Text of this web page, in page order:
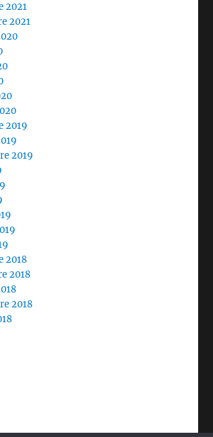
2021
2021
2019
2019
2018
2018
2018